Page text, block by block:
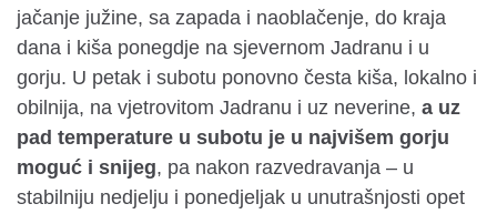
jačanje južine, sa zapada i naoblačenje, do kraja
dana i kiša ponegdje na sjevernom Jadranu i u
gorju. U petak i subotu ponovno česta kiša, lokalno i
obilnija, na vjetrovitom Jadranu i uz neverine, a uz
pad temperature u subotu je u najvišem gorju
moguć i snijeg, pa nakon razvedravanja – u
stabilniju nedjelju i ponedjeljak u unutrašnjosti opet